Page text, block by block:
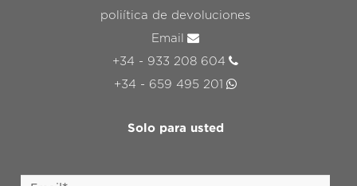
poliítica de devoluciones
Email
+34 - 933 208 604
+34 - 659 495 201
Solo para usted